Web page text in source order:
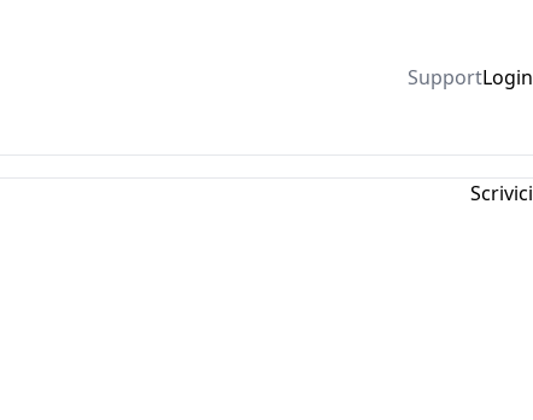
SupportLogin
Scrivici